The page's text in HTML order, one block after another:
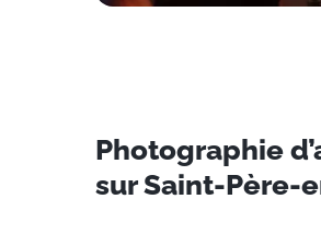
Photographie
sur Saint-Père-